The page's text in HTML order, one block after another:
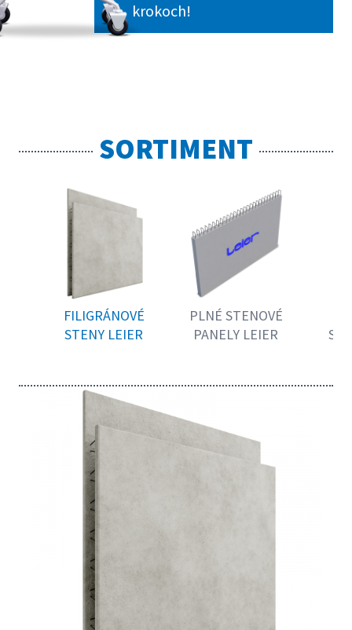
krokoch!
SORTIMENT
FILIGRÁNOVÉ
STENY LEIER
PLNÉ STENOVÉ
PANELY LEIER